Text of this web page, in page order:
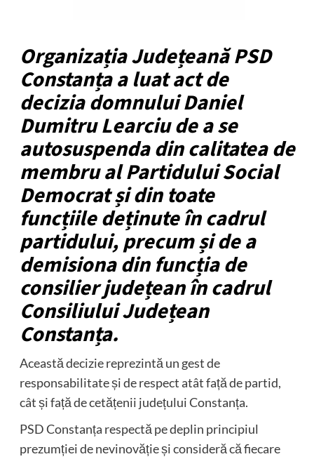
Organizația Județeană PSD
Constanța a luat act de
decizia domnului Daniel
Dumitru Learciu de a se
autosuspenda din calitatea de
membru al Partidului Social
Democrat și din toate
funcțiile deținute în cadrul
partidului, precum și de a
demisiona din funcția de
consilier județean în cadrul
Consiliului Județean
Constanța.
Această decizie reprezintă un gest de
responsabilitate și de respect atât față de partid,
cât și față de cetățenii județului Constanța.
PSD Constanța respectă pe deplin principiul
prezumției de nevinovăție și consideră că fiecare